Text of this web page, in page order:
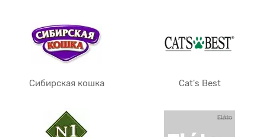
Сибирская кошка Cat's Best